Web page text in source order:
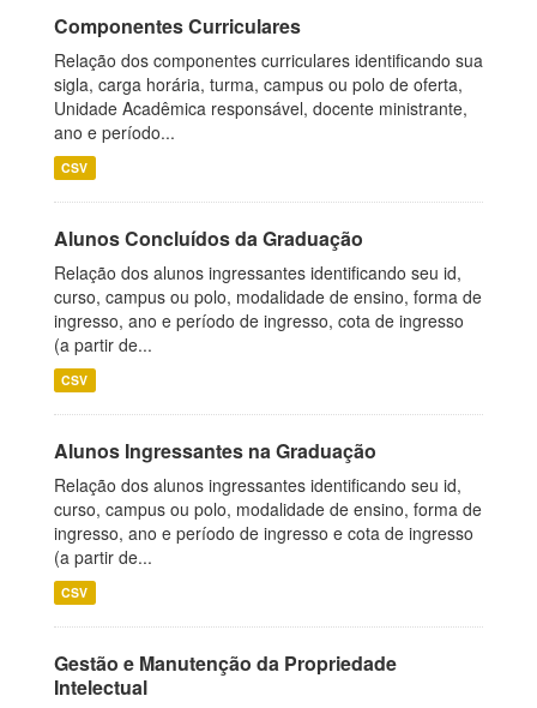
Componentes Curriculares
Relação dos componentes curriculares identificando sua
sigla, carga horária, turma, campus ou polo de oferta,
Unidade Acadêmica responsável, docente ministrante,
ano e período...
CSV
Alunos Concluídos da Graduação
Relação dos alunos ingressantes identificando seu id,
curso, campus ou polo, modalidade de ensino, forma de
ingresso, ano e período de ingresso, cota de ingresso
(a partir de...
CSV
Alunos Ingressantes na Graduação
Relação dos alunos ingressantes identificando seu id,
curso, campus ou polo, modalidade de ensino, forma de
ingresso, ano e período de ingresso e cota de ingresso
(a partir de...
CSV
Gestão e Manutenção da Propriedade
Intelectual